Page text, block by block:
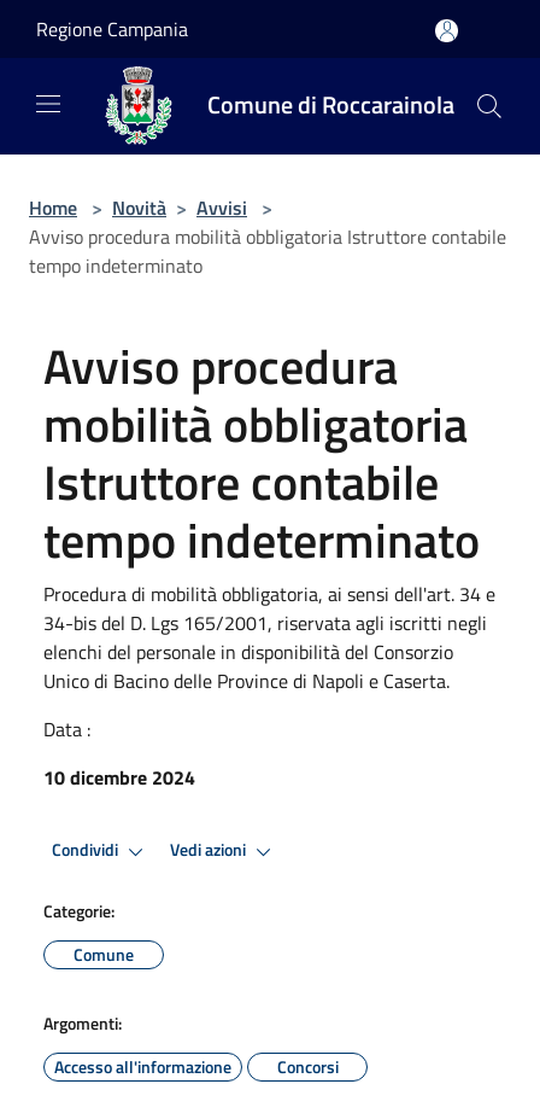
Regione Campania
Comune di Roccarainola
Home > Novità > Avvisi >
Avviso procedura mobilità obbligatoria Istruttore contabile
tempo indeterminato
Avviso procedura
mobilità obbligatoria
Istruttore contabile
tempo indeterminato
Procedura di mobilità obbligatoria, ai sensi dell'art. 34 e
34-bis del D. Lgs 165/2001, riservata agli iscritti negli
elenchi del personale in disponibilità del Consorzio
Unico di Bacino delle Province di Napoli e Caserta.
Data :
10 dicembre 2024
Condividi Vedi azioni
Categorie:
Comune
Argomenti:
Accesso all'informazione
Concorsi